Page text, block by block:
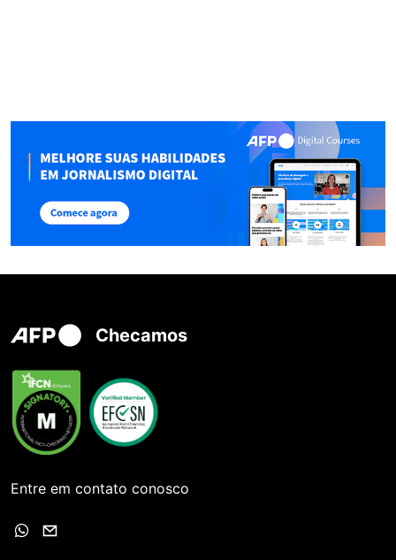
Checamos
Entre em contato conosco